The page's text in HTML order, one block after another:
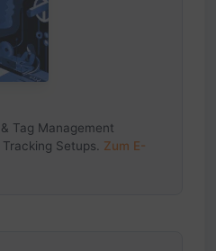
Tag Management
Setups. Zum E-